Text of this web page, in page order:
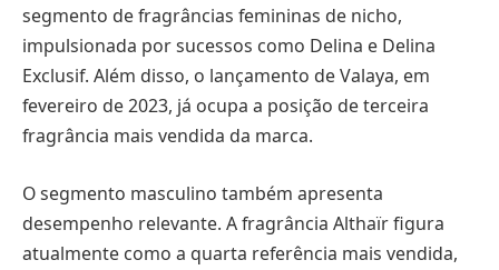
segmento de fragrâncias femininas de nicho,
impulsionada por sucessos como Delina e Delina
Exclusif. Além disso, o lançamento de Valaya, em
fevereiro de 2023, já ocupa a posição de terceira
fragrância mais vendida da marca.
O segmento masculino também apresenta
desempenho relevante. A fragrância Althaïr figura
atualmente como a quarta referência mais vendida,